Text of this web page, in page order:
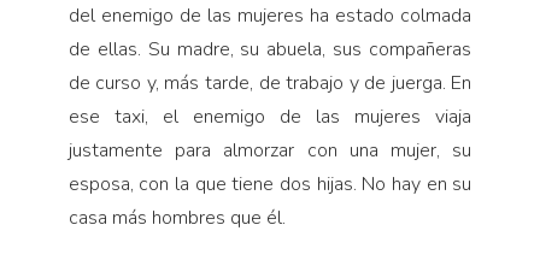
del enemigo de las mujeres ha estado colmada
de ellas. Su madre, su abuela, sus compañeras
de curso y, más tarde, de trabajo y de juerga. En
ese taxi, el enemigo de las mujeres viaja
justamente para almorzar con una mujer, su
esposa, con la que tiene dos hijas. No hay en su
casa más hombres que él.